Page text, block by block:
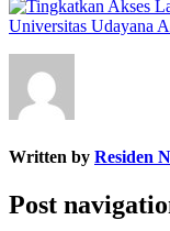
Written by Residen
Post